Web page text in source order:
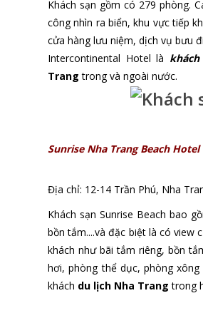
Khách sạn gồm có 279 phòng.
công nhìn ra biển, khu vực tiếp
cửa hàng lưu niệm, dịch vụ bưu
Intercontinental Hotel là
Trang trong và ngoài nước.
Sunrise Nha Trang Beach Hotel
Địa chỉ: 12-14 Trần Phú, Nha
Khách sạn Sunrise Beach bao
bồn tắm....và đặc biệt là có view
khách như bãi tắm riêng, bồn
hơi, phòng thể dục, phòng
khách du lịch Nha Trang trong